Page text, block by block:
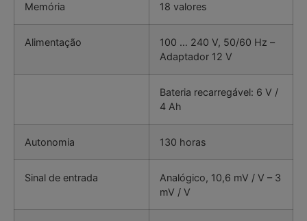
Memória 18 valores
Alimentação
100 … 240 V, 50/60 Hz –
Adaptador 12 V
Bateria recarregável: 6 V /
4 Ah
Autonomia 130 horas
Sinal de entrada
Analógico, 10,6 mV / V – 3
mV / V